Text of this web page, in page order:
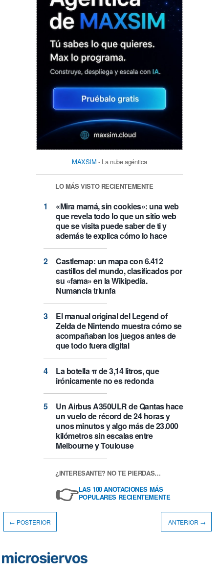
MAXSIM - La nube agéntica
LO MÁS VISTO RECIENTEMENTE
«Mira mamá, sin cookies»: una web
que revela todo lo que un sitio web
que se visita puede saber de ti y
además te explica cómo lo hace
Castlemap: un mapa con 6.412
castillos del mundo, clasificados por
su «fama» en la Wikipedia.
Numancia triunfa
El manual original del Legend of
Zelda de Nintendo muestra cómo se
acompañaban los juegos antes de
que todo fuera digital
La botella π de 3,14 litros, que
irónicamente no es redonda
Un Airbus A350ULR de Qantas hace
un vuelo de récord de 24 horas y
unos minutos y algo más de 23.000
kilómetros sin escalas entre
Melbourne y Toulouse
¿INTERESANTE? NO TE PIERDAS…
👉LAS 100 ANOTACIONES MÁS
POPULARES RECIENTEMENTE
← POSTERIOR ANTERIOR →